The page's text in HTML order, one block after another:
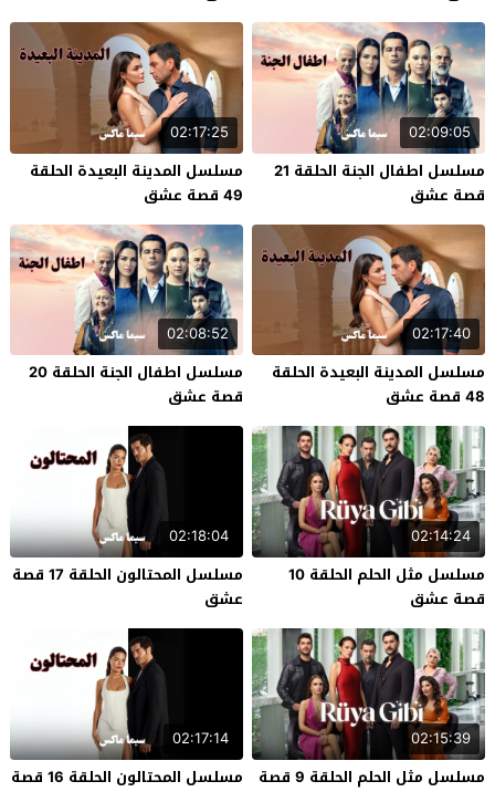
02:09:05
مسلسل اطفال الجنة الحلقة 21
قصة عشق
02:17:25
مسلسل المدينة البعيدة الحلقة
49 قصة عشق
02:17:40
مسلسل المدينة البعيدة الحلقة
48 قصة عشق
02:08:52
مسلسل اطفال الجنة الحلقة 20
قصة عشق
02:14:24
مسلسل مثل الحلم الحلقة 10
قصة عشق
02:18:04
مسلسل المحتالون الحلقة 17 قصة
عشق
02:15:39
مسلسل مثل الحلم الحلقة 9 قصة
02:17:14
مسلسل المحتالون الحلقة 16 قصة